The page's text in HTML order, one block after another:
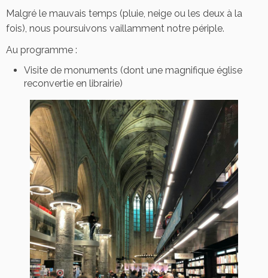
Malgré le mauvais temps (pluie, neige ou les deux à la
fois), nous poursuivons vaillamment notre périple.
Au programme :
Visite de monuments (dont une magnifique église
reconvertie en librairie)